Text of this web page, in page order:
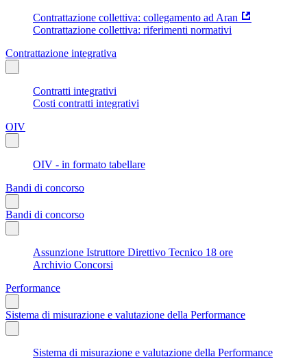
Contrattazione collettiva: collegamento ad Aran
Contrattazione collettiva: riferimenti normativi
Contrattazione integrativa
Contratti integrativi
Costi contratti integrativi
OIV
OIV - in formato tabellare
Bandi di concorso
Bandi di concorso
Assunzione Istruttore Direttivo Tecnico 18 ore
Archivio Concorsi
Performance
Sistema di misurazione e valutazione della Performance
Sistema di misurazione e valutazione della Performance